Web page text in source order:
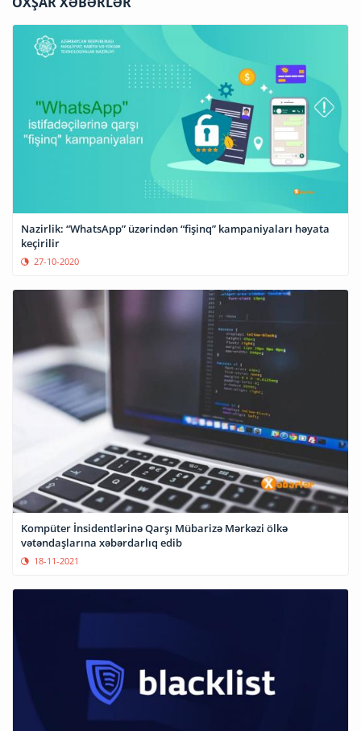
Nazirlik: “WhatsApp” üzərindən “fişinq” kampaniyaları həyata
keçirilir
27-10-2020
Kompüter İnsidentlərinə Qarşı Mübarizə Mərkəzi ölkə
vətəndaşlarına xəbərdarlıq edib
18-11-2021